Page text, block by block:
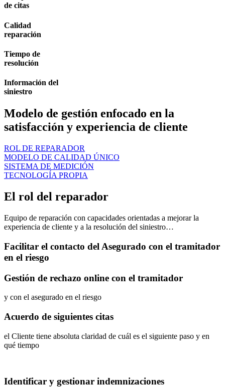
de citas
Calidad
reparación
Tiempo de
resolución
Información del
siniestro
Modelo de gestión enfocado en la
satisfacción y experiencia de cliente
ROL DE REPARADOR
MODELO DE CALIDAD ÚNICO
SISTEMA DE MEDICIÓN
TECNOLOGÍA PROPIA
El rol del reparador
Equipo de reparación con capacidades orientadas a mejorar la
experiencia de cliente y a la resolución del siniestro…
Facilitar el contacto del Asegurado con el tramitador
en el riesgo
Gestión de rechazo online con el tramitador
y con el asegurado en el riesgo
Acuerdo de siguientes citas
el Cliente tiene absoluta claridad de cuál es el siguiente paso y en
qué tiempo
Identificar y gestionar indemnizaciones